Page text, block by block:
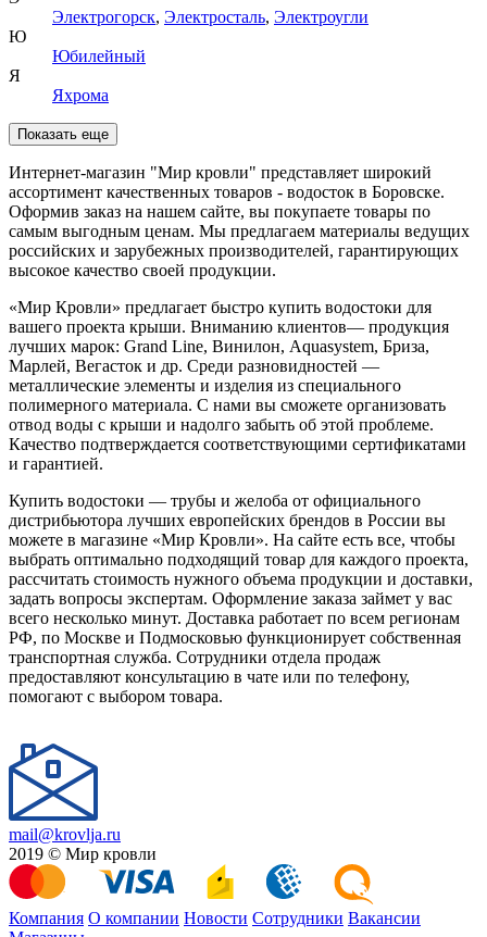
Электрогорск, Электросталь, Электроугли
Ю
Юбилейный
Я
Яхрома
Показать еще
Интернет-магазин "Мир кровли" представляет широкий
ассортимент качественных товаров - водосток в Боровске.
Оформив заказ на нашем сайте, вы покупаете товары по
самым выгодным ценам. Мы предлагаем материалы ведущих
российских и зарубежных производителей, гарантирующих
высокое качество своей продукции.
«Мир Кровли» предлагает быстро купить водостоки для
вашего проекта крыши. Вниманию клиентов— продукция
лучших марок: Grand Line, Винилон, Aquasystem, Бриза,
Марлей, Вегасток и др. Среди разновидностей —
металлические элементы и изделия из специального
полимерного материала. С нами вы сможете организовать
отвод воды с крыши и надолго забыть об этой проблеме.
Качество подтверждается соответствующими сертификатами
и гарантией.
Купить водостоки — трубы и желоба от официального
дистрибьютора лучших европейских брендов в России вы
можете в магазине «Мир Кровли». На сайте есть все, чтобы
выбрать оптимально подходящий товар для каждого проекта,
рассчитать стоимость нужного объема продукции и доставки,
задать вопросы экспертам. Оформление заказа займет у вас
всего несколько минут. Доставка работает по всем регионам
РФ, по Москве и Подмосковью функционирует собственная
транспортная служба. Сотрудники отдела продаж
предоставляют консультацию в чате или по телефону,
помогают с выбором товара.
mail@krovlja.ru
2019 © Мир кровли
Компания О компании Новости Сотрудники Вакансии